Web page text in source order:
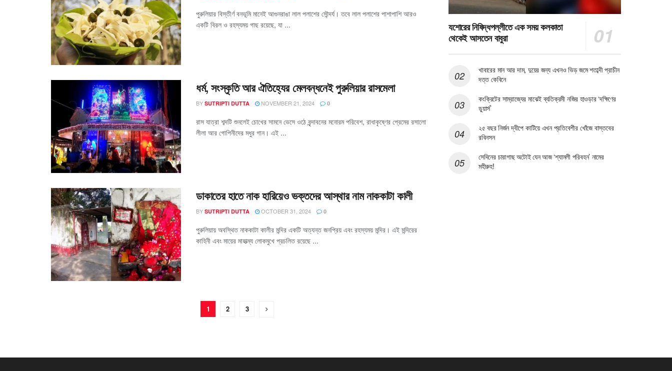
পুরুলিয়ার বিস্তীর্ণ বনভূমি মানেই আগুনরাঙা লাল পলাশের সৌন্দর্য। তবে লাল পলাশের পাশাপাশি আরও
একটি বিরল ও রহস্যময় গাছ রয়েছে, যা ...
ধর্ম, সংস্কৃতি আর ঐতিহ্যের মেলবন্ধনেই পুরুলিয়ার রাসমেলা
BY SUTRIPTI DUTTA NOVEMBER 21, 2024 0
রাস যাত্রা শব্দটি শুনলেই চোখের সামনে ভেসে ওঠে বৃন্দাবনের মনোরম পরিবেশ, রাধাকৃষ্ণের প্রেমের রসালো
লীলা আর গোপিনীদের মধুর গান। এই ...
ডাকাতের হাতে নাক হারিয়েও ভক্তদের আস্থার নাম নাককাটা কালী
BY SUTRIPTI DUTTA OCTOBER 31, 2024 0
পুরুলিয়ায় অবস্থিত নাককাটা কালীর মন্দির একটি অত্যন্ত জনপ্রিয় এবং রহস্যময় মন্দির। এই মন্দিরের
কাহিনী এবং মায়ের মাহাত্ম্য লোকমুখে প্রচলিত রয়েছে ...
1 2 3
যশোরের নিষিদ্ধপল্লীতে এক সময় কলকাতা
থেকেই আসতেন বাবুরা
খাবারের মান আর দাম, দুয়ের জন্য এখনও ভিড় জমে শতাব্দী প্রাচীন
দত্ত কেবিনে
কংক্রিটের সাম্রাজ্যের মাঝেই ব্যতিক্রমী নজির হাওড়ার ‘দক্ষিণের
ডুয়ার্স’
২৫ বছর নির্জন দ্বীপে কাটিয়ে এখন প্রতিবেশীর খোঁজে বাস্তবের
রবিনসন
সেদিনের চারাগাছ অটোই যেন আজ ‘শ্যামলী পরিবহন’ নামের
মহীরুহ!